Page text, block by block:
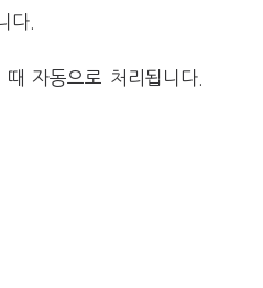
다.
자동으로 처리됩니다.